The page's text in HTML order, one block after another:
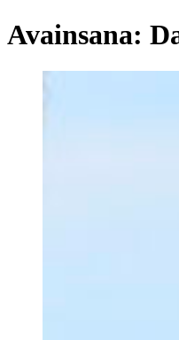
Avainsana: